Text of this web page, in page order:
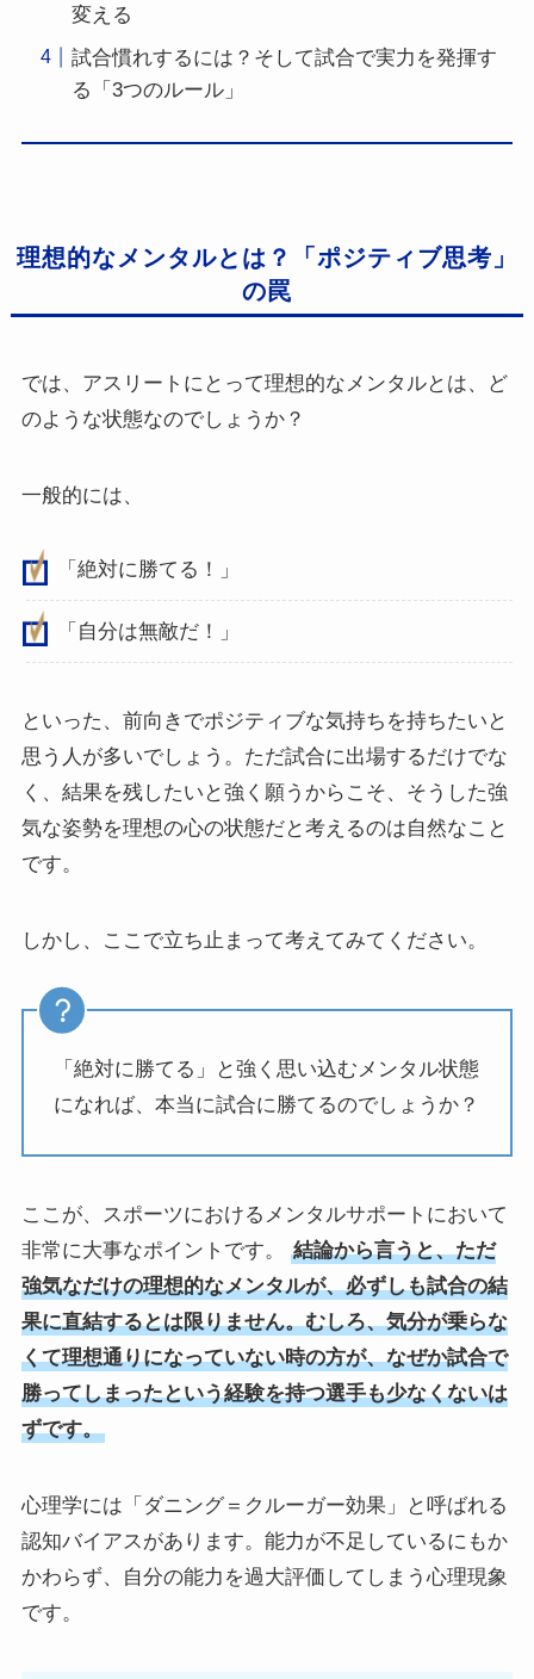
変える
試合慣れするには？そして試合で実力を発揮す
る「3つのルール」
理想的なメンタルとは？「ポジティブ思考」
の罠
では、アスリートにとって理想的なメンタルとは、ど
のような状態なのでしょうか？
一般的には、
「絶対に勝てる！」
「自分は無敵だ！」
といった、前向きでポジティブな気持ちを持ちたいと
思う人が多いでしょう。ただ試合に出場するだけでな
く、結果を残したいと強く願うからこそ、そうした強
気な姿勢を理想の心の状態だと考えるのは自然なこと
です。
しかし、ここで立ち止まって考えてみてください。
「絶対に勝てる」と強く思い込むメンタル状態
になれば、本当に試合に勝てるのでしょうか？
ここが、スポーツにおけるメンタルサポートにおいて
非常に大事なポイントです。
結論から言うと、ただ
強気なだけの理想的なメンタルが、必ずしも試合の結
果に直結するとは限りません。むしろ、気分が乗らな
くて理想通りになっていない時の方が、なぜか試合で
勝ってしまったという経験を持つ選手も少なくないは
ずです。
心理学には「ダニング＝クルーガー効果」と呼ばれる
認知バイアスがあります。能力が不足しているにもか
かわらず、自分の能力を過大評価してしまう心理現象
です。